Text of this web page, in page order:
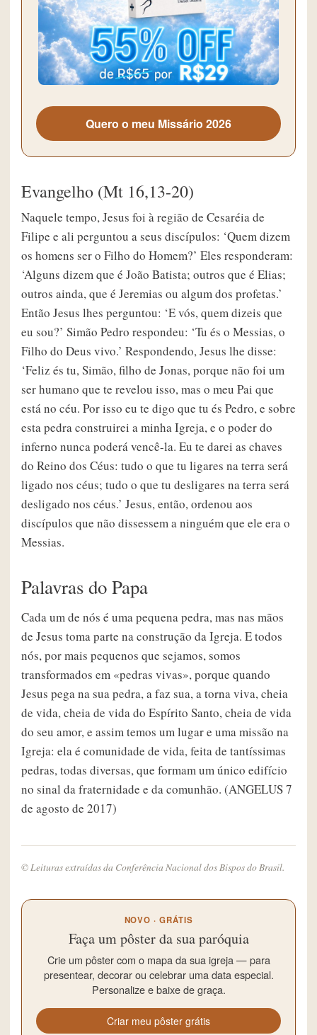
Quero o meu Missário 2026
Evangelho (Mt 16,13-20)
Naquele tempo, Jesus foi à região de Cesaréia de
Filipe e ali perguntou a seus discípulos: ‘Quem dizem
os homens ser o Filho do Homem?’ Eles responderam:
‘Alguns dizem que é João Batista; outros que é Elias;
outros ainda, que é Jeremias ou algum dos profetas.’
Então Jesus lhes perguntou: ‘E vós, quem dizeis que
eu sou?’ Simão Pedro respondeu: ‘Tu és o Messias, o
Filho do Deus vivo.’ Respondendo, Jesus lhe disse:
‘Feliz és tu, Simão, filho de Jonas, porque não foi um
ser humano que te revelou isso, mas o meu Pai que
está no céu. Por isso eu te digo que tu és Pedro, e sobre
esta pedra construirei a minha Igreja, e o poder do
inferno nunca poderá vencê-la. Eu te darei as chaves
do Reino dos Céus: tudo o que tu ligares na terra será
ligado nos céus; tudo o que tu desligares na terra será
desligado nos céus.’ Jesus, então, ordenou aos
discípulos que não dissessem a ninguém que ele era o
Messias.
Palavras do Papa
Cada um de nós é uma pequena pedra, mas nas mãos
de Jesus toma parte na construção da Igreja. E todos
nós, por mais pequenos que sejamos, somos
transformados em «pedras vivas», porque quando
Jesus pega na sua pedra, a faz sua, a torna viva, cheia
de vida, cheia de vida do Espírito Santo, cheia de vida
do seu amor, e assim temos um lugar e uma missão na
Igreja: ela é comunidade de vida, feita de tantíssimas
pedras, todas diversas, que formam um único edifício
no sinal da fraternidade e da comunhão. (ANGELUS 7
de agosto de 2017)
© Leituras extraídas da Conferência Nacional dos Bispos do Brasil.
NOVO · GRÁTIS
Faça um pôster da sua paróquia
Crie um pôster com o mapa da sua igreja — para
presentear, decorar ou celebrar uma data especial.
Personalize e baixe de graça.
Criar meu pôster grátis